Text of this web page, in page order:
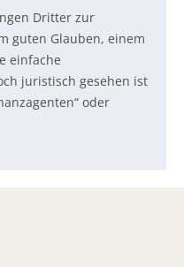
Dritter zur
guten Glauben, einem
einfache
juristisch gesehen ist
oder